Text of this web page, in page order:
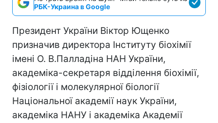
РБК-Украина в Google
Президент України Віктор Ющенко
призначив директора Інституту біохімії
імені О. В.Палладіна НАН України,
академіка-секретаря відділення біохімії,
фізіології і молекулярної біології
Національної академії наук України,
академіка НАНУ і академіка Академії